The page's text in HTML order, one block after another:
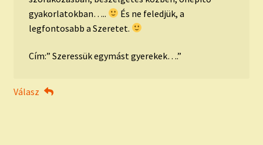
gyakorlatokban…..
És ne feledjük, a
legfontosabb a Szeretet.
Cím:” Szeressük egymást gyerekek….”
Válasz